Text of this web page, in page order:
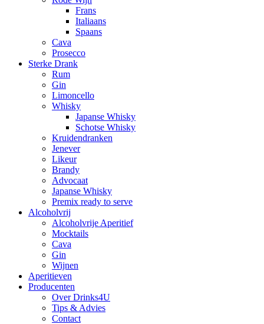
Frans
Italiaans
Spaans
Cava
Prosecco
Sterke Drank
Rum
Gin
Limoncello
Whisky
Japanse Whisky
Schotse Whisky
Kruidendranken
Jenever
Likeur
Brandy
Advocaat
Japanse Whisky
Premix ready to serve
Alcoholvrij
Alcoholvrije Aperitief
Mocktails
Cava
Gin
Wijnen
Aperitieven
Producenten
Over Drinks4U
Tips & Advies
Contact